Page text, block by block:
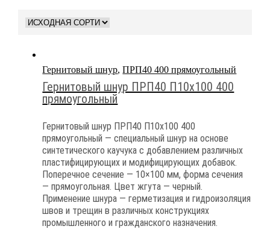
Гернитовый шнур,ПРП40 400 прямоугольный
Гернитовый шнур ПРП40 П10х100 400
прямоугольный
Гернитовый шнур ПРП40 П10х100 400
прямоугольный — специальный шнур на основе
синтетического каучука с добавлением различных
пластифицирующих и модифицирующих добавок.
Поперечное сечение — 10×100 мм, форма сечения
— прямоугольная. Цвет жгута — черный.
Применение шнура — герметизация и гидроизоляция
швов и трещин в различных конструкциях
промышленного и гражданского назначения.